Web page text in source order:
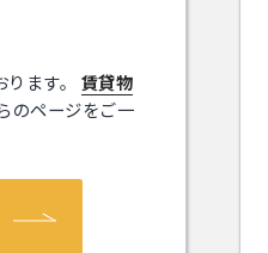
ます。 賃貸物
のページをご⼀